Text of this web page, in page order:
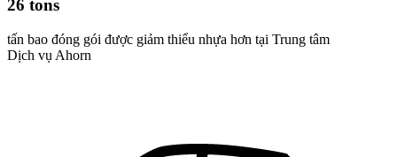
26 tons
tấn bao đóng gói được giảm thiểu nhựa hơn tại Trung tâm
Dịch vụ Ahorn